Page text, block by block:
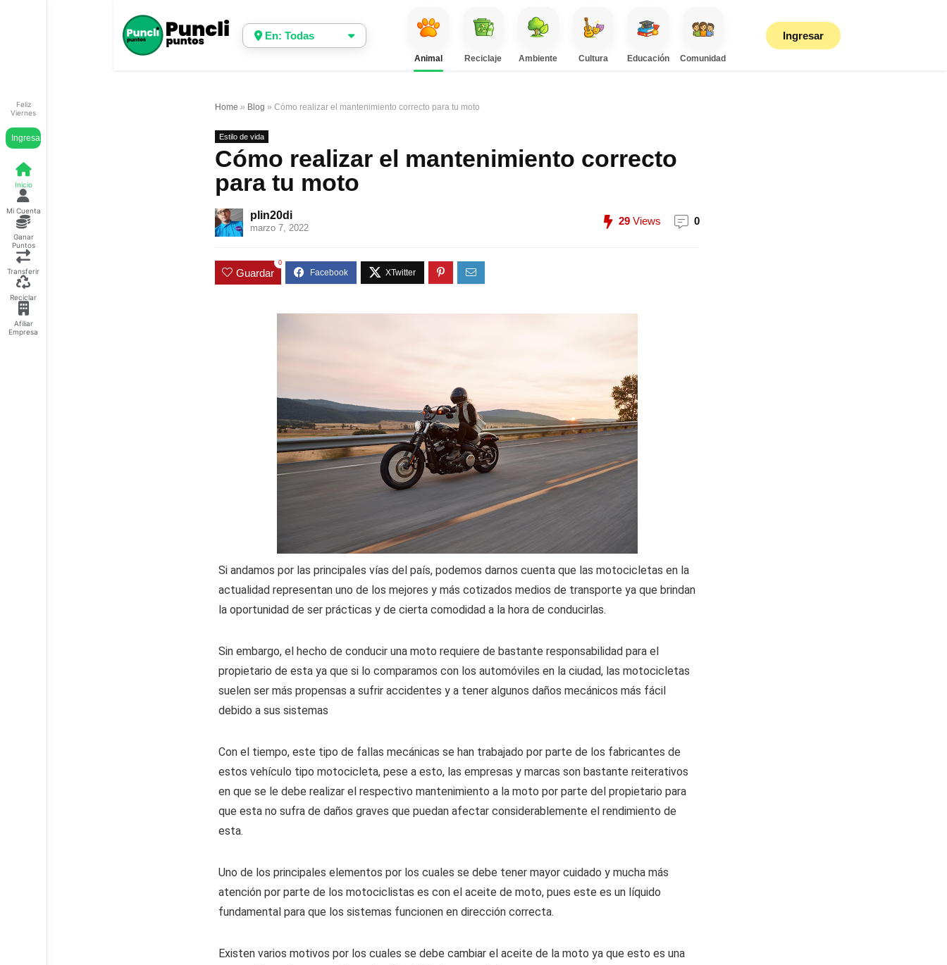
Feliz
Viernes
Ingresar
Inicio
Mi Cuenta
Ganar
Puntos
Transferir
Reciclar
Afiliar
Empresa
En: Todas
Animal Reciclaje Ambiente Cultura Educación Comunidad
Ingresar
Home » Blog » Cómo realizar el mantenimiento correcto para tu moto
Estilo de vida
Cómo realizar el mantenimiento correcto
para tu moto
plin20di
marzo 7, 2022
29Views 0
Guardar
0
Si andamos por las principales vías del país, podemos darnos cuenta que las motocicletas en la
actualidad representan uno de los mejores y más cotizados medios de transporte ya que brindan
la oportunidad de ser prácticas y de cierta comodidad a la hora de conducirlas.
Sin embargo, el hecho de conducir una moto requiere de bastante responsabilidad para el
propietario de esta ya que si lo comparamos con los automóviles en la ciudad, las motocicletas
suelen ser más propensas a sufrir accidentes y a tener algunos daños mecánicos más fácil
debido a sus sistemas
Con el tiempo, este tipo de fallas mecánicas se han trabajado por parte de los fabricantes de
estos vehículo tipo motocicleta, pese a esto, las empresas y marcas son bastante reiterativos
en que se le debe realizar el respectivo mantenimiento a la moto por parte del propietario para
que esta no sufra de daños graves que puedan afectar considerablemente el rendimiento de
esta.
Uno de los principales elementos por los cuales se debe tener mayor cuidado y mucha más
atención por parte de los motociclistas es con el aceite de moto, pues este es un líquido
fundamental para que los sistemas funcionen en dirección correcta.
Existen varios motivos por los cuales se debe cambiar el aceite de la moto ya que esto es una